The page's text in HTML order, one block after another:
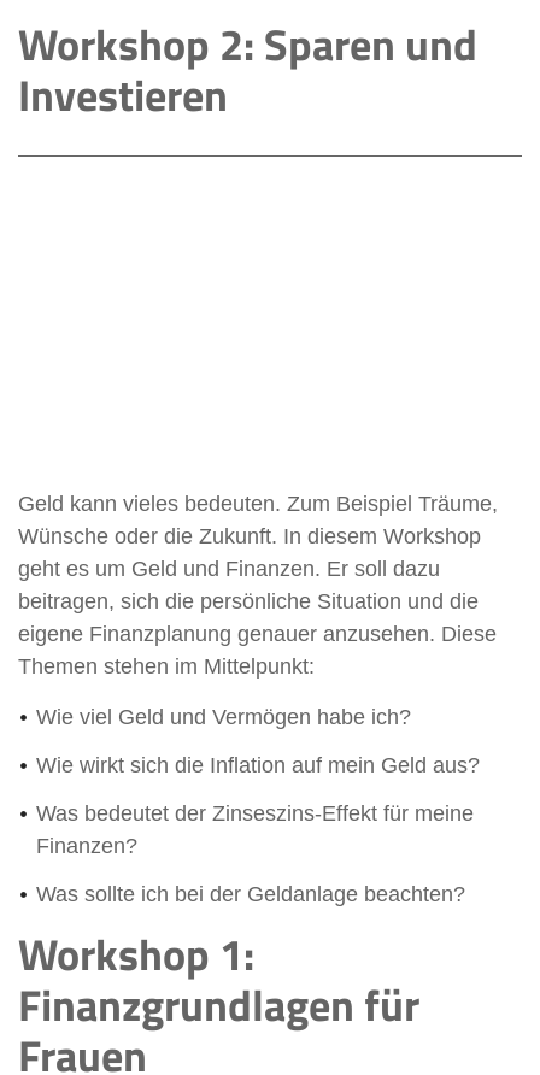
Workshop 2: Sparen und
Investieren
Geld kann vieles bedeuten. Zum Beispiel Träume,
Wünsche oder die Zukunft. In diesem Workshop
geht es um Geld und Finanzen. Er soll dazu
beitragen, sich die persönliche Situation und die
eigene Finanzplanung genauer anzusehen. Diese
Themen stehen im Mittelpunkt:
Wie viel Geld und Vermögen habe ich?
Wie wirkt sich die Inflation auf mein Geld aus?
Was bedeutet der Zinseszins-Effekt für meine
Finanzen?
Was sollte ich bei der Geldanlage beachten?
Workshop 1:
Finanzgrundlagen für
Frauen